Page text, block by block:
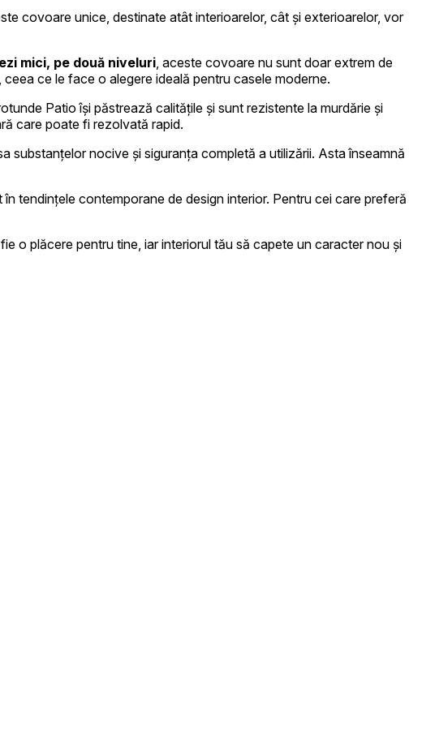
covoare unice, destinate atât interioarelor, cât și exterioarelor, vor
mici, pe două niveluri , aceste covoare nu sunt doar extrem de
ce le face o alegere ideală pentru casele moderne.
Patio își păstrează calitățile și sunt rezistente la murdărie și
care poate fi rezolvată rapid.
nocive și siguranța completă a utilizării. Asta înseamnă
tendințele contemporane de design interior. Pentru cei care preferă
o plăcere pentru tine, iar interiorul tău să capete un caracter nou și
lor.
site-ului, de exemplu, limba
prin colectarea și raportarea